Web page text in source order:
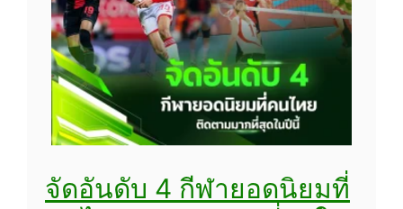
จัดอันดับ 4 กีฬายอดนิยมที่